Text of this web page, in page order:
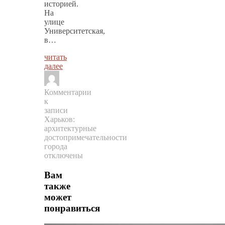
историей.
На
улице
Университетская,
в…
читать
далее
Комментарии
к
записи
Харьков:
архитектурные
достопримечательности
города
отключены
Вам
также
может
понравиться